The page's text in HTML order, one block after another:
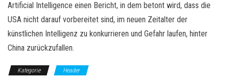
Artificial Intelligence einen Bericht, in dem betont wird, dass die
USA nicht darauf vorbereitet sind, im neuen Zeitalter der
künstlichen Intelligenz zu konkurrieren und Gefahr laufen, hinter
China zurückzufallen.
Kategorie Header